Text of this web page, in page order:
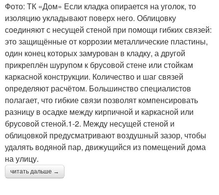
Фото: ТК «Дом» Если кладка опирается на уголок, то
изоляцию укладывают поверх него. Облицовку
соединяют с несущей стеной при помощи гибких связей:
это защищённые от коррозии металлические пластины,
один конец которых замурован в кладку, а другой
прикреплён шурупом к брусовой стене или стойкам
каркасной конструкции. Количество и шаг связей
определяют расчётом. Большинство специалистов
полагает, что гибкие связи позволят компенсировать
разницу в осадке между кирпичной и каркасной или
брусовой стеной.1-2. Между несущей стеной и
облицовкой предусматривают воздушный зазор, чтобы
удалять водяной пар, движущийся из помещений дома
на улицу.
читать дальше →